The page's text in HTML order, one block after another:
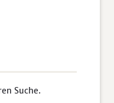
Suche.